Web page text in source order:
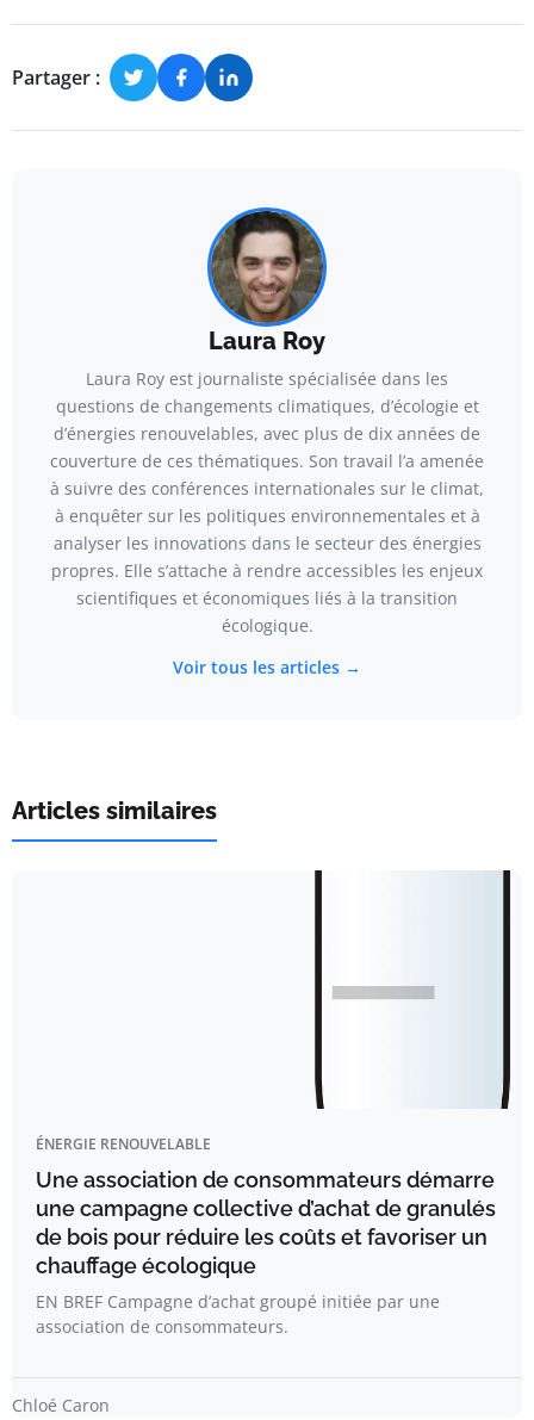
Partager :
Laura Roy
Laura Roy est journaliste spécialisée dans les
questions de changements climatiques, d’écologie et
d’énergies renouvelables, avec plus de dix années de
couverture de ces thématiques. Son travail l’a amenée
à suivre des conférences internationales sur le climat,
à enquêter sur les politiques environnementales et à
analyser les innovations dans le secteur des énergies
propres. Elle s’attache à rendre accessibles les enjeux
scientifiques et économiques liés à la transition
écologique.
Voir tous les articles →
Articles similaires
ÉNERGIE RENOUVELABLE
Une association de consommateurs démarre
une campagne collective d’achat de granulés
de bois pour réduire les coûts et favoriser un
chauffage écologique
EN BREF Campagne d’achat groupé initiée par une
association de consommateurs.
Chloé Caron